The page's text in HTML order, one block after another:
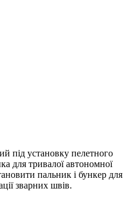
під установку пелетного
для тривалої автономної
пальник і бункер для
зварних швів.